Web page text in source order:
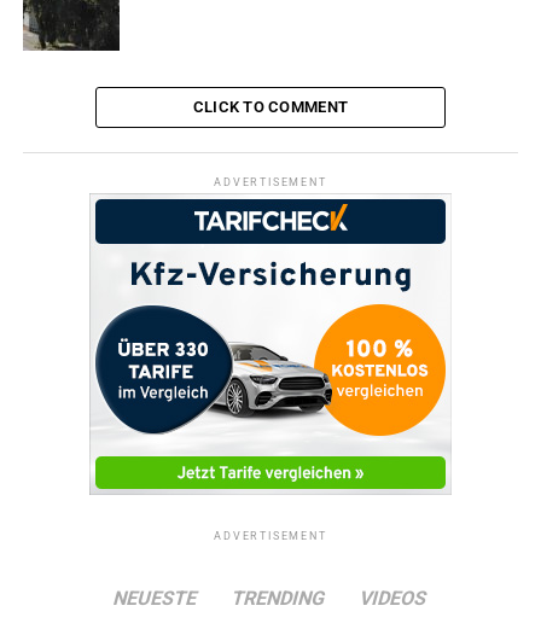
CLICK TO COMMENT
ADVERTISEMENT
ADVERTISEMENT
NEUESTE TRENDING VIDEOS